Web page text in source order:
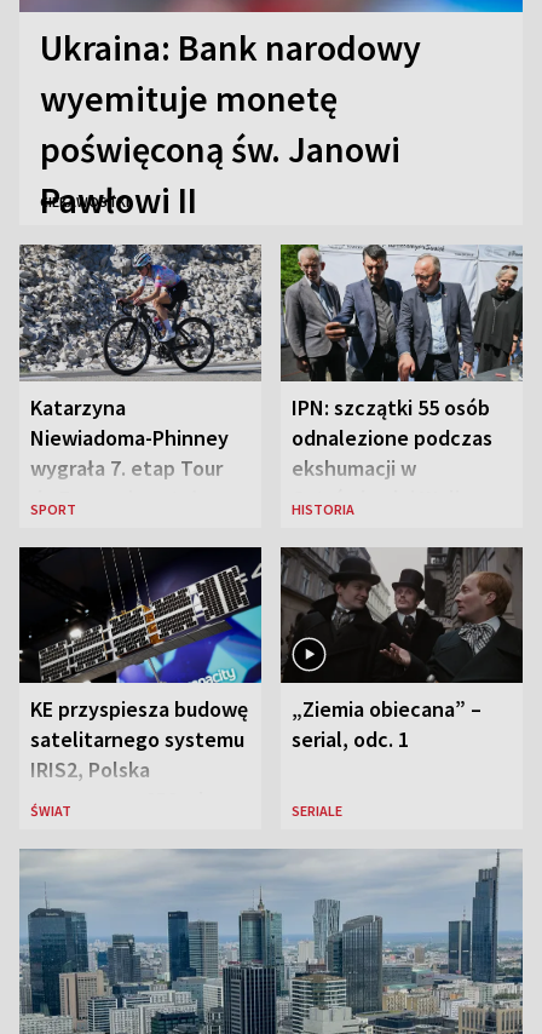
Ukraina: Bank narodowy
wyemituje monetę
poświęconą św. Janowi
Pawłowi II
CIEKAWOSTKI
Katarzyna
Niewiadoma-Phinney
wygrała 7. etap Tour
SPORT
IPN: szczątki 55 osób
odnalezione podczas
ekshumacji w
HISTORIA
KE przyspiesza budowę
satelitarnego systemu
IRIS2, Polska
przeznaczy 656 mln
ŚWIAT
„Ziemia obiecana” –
serial, odc. 1
SERIALE